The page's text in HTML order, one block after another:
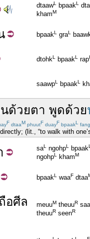
dtaawL bpaakL
khamM
bpaakL graL
dtohkL bpaakL rap
saawpL bpaakL
ด้วยตา พูดด้วย
F dtaaM phuutF duayF bpaakL fang
(lit., “to walk with
saL ngohpL bpaakL
ngohpL khamM
bpaakL waaF dtaa
อศีล meuuM theuuR
theuuR seenR